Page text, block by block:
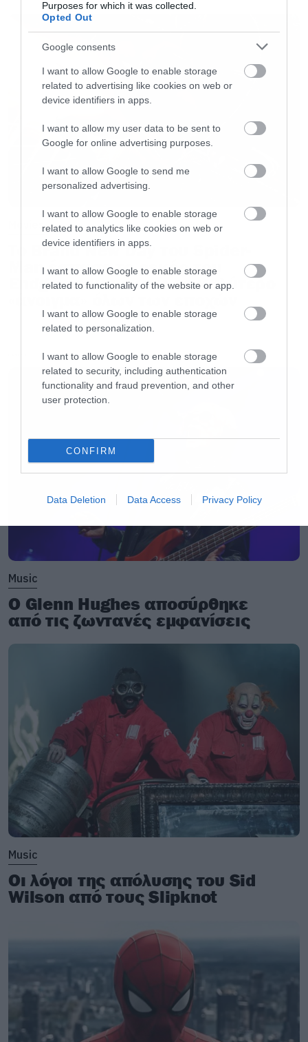
Purposes for which it was collected.
Opted Out
Google consents
I want to allow Google to enable storage
related to advertising like cookies on web or
device identifiers in apps.
I want to allow my user data to be sent to
Google for online advertising purposes.
I want to allow Google to send me
personalized advertising.
I want to allow Google to enable storage
related to analytics like cookies on web or
device identifiers in apps.
I want to allow Google to enable storage
related to functionality of the website or app.
I want to allow Google to enable storage
related to personalization.
I want to allow Google to enable storage
related to security, including authentication
functionality and fraud prevention, and other
user protection.
CONFIRM
Data Deletion Data Access Privacy Policy
Movies
Το Brand New Day του Spider-
Man έσπασε το ρεκόρ του
Endgame και έκανε το καλύτερο
Music
Ο Glenn Hughes αποσύρθηκε
από τις ζωντανές εμφανίσεις
Music
Οι λόγοι της απόλυσης του Sid
Wilson από τους Slipknot